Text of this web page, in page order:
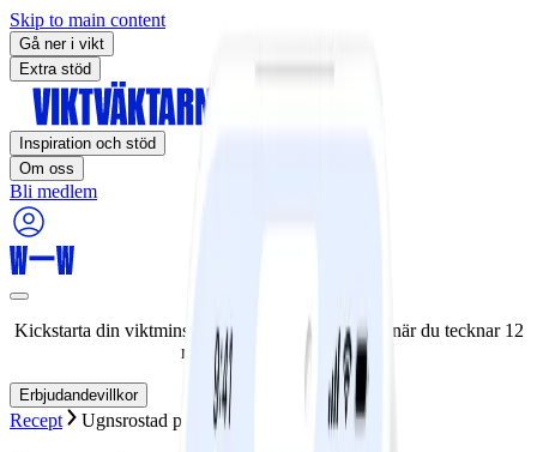
Skip to main content
Gå ner i vikt
Extra stöd
Inspiration och stöd
Om oss
Bli medlem
Kickstarta din viktminskningsresa nu! Spara 50% när du tecknar 12
månaders medlemskap.
Erbjudandevillkor
Recept Ugnsrostad potatis